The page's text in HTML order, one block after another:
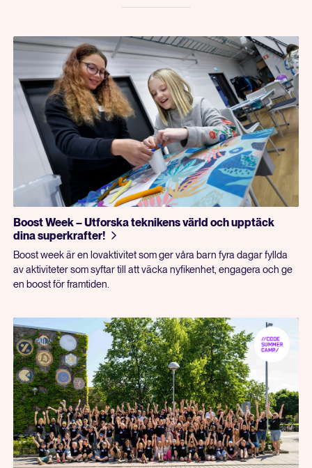
Boost Week – Utforska teknikens värld och upptäck
dina superkrafter!
Boost week är en lovaktivitet som ger våra barn fyra dagar fyllda
av aktiviteter som syftar till att väcka nyfikenhet, engagera och ge
en boost för framtiden.